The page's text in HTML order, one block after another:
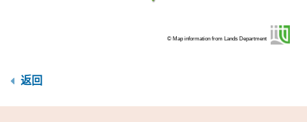
© Map information from Lands Department
返回